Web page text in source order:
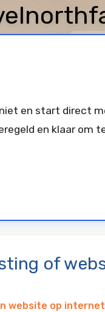
bij
en start direct
en klaar om
of
website op internet